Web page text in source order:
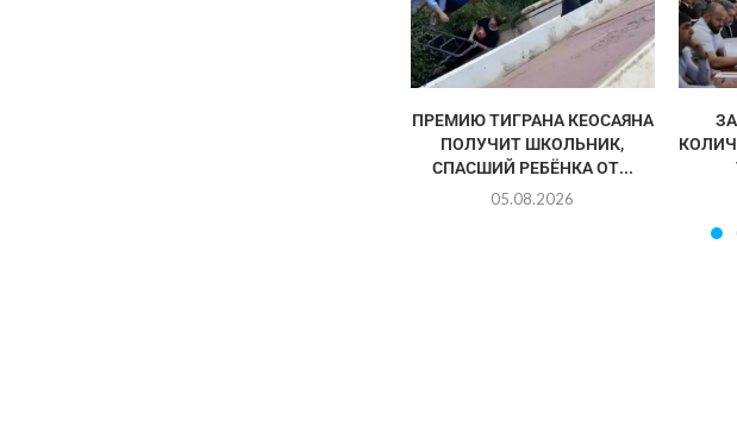
ПРЕМИЮ ТИГРАНА КЕОСАЯНА
ПОЛУЧИТ ШКОЛЬНИК,
СПАСШИЙ РЕБЁНКА ОТ...
05.08.2026